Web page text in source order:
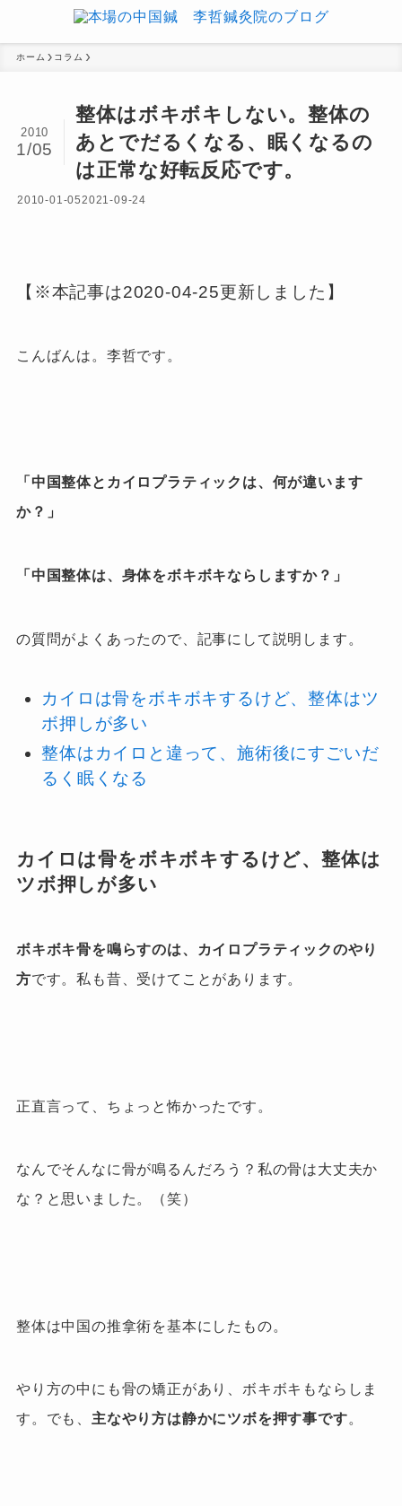
ホーム コラム
整体はボキボキしない。整体の
あとでだるくなる、眠くなるの
は正常な好転反応です。
2010
1/05
2010-01-052021-09-24
【※本記事は2020-04-25更新しました】
こんばんは。 李哲です。
「中国整体とカイロプラティックは、何が違います
か？」
「中国整体は、身体をボキボキならしますか？」
の質問がよくあったので、記事にして説明します。
カイロは骨をボキボキするけど、整体はツ
ボ押しが多い
整体はカイロと違って、施術後にすごいだ
るく眠くなる
カイロは骨をボキボキするけど、整体は
ツボ押しが多い
ボキボキ骨を鳴らすのは、カイロプラティックのやり
方です。私も昔、受けてことがあります。
正直言って、ちょっと怖かったです。
なんでそんなに骨が鳴るんだろう？ 私の骨は大丈夫か
な？と思いました。（笑）
整体は中国の推拿術を基本にしたもの。
やり方の中にも骨の矯正があり、 ボキボキもならしま
す。 でも、 主なやり方は静かにツボを押す事です。